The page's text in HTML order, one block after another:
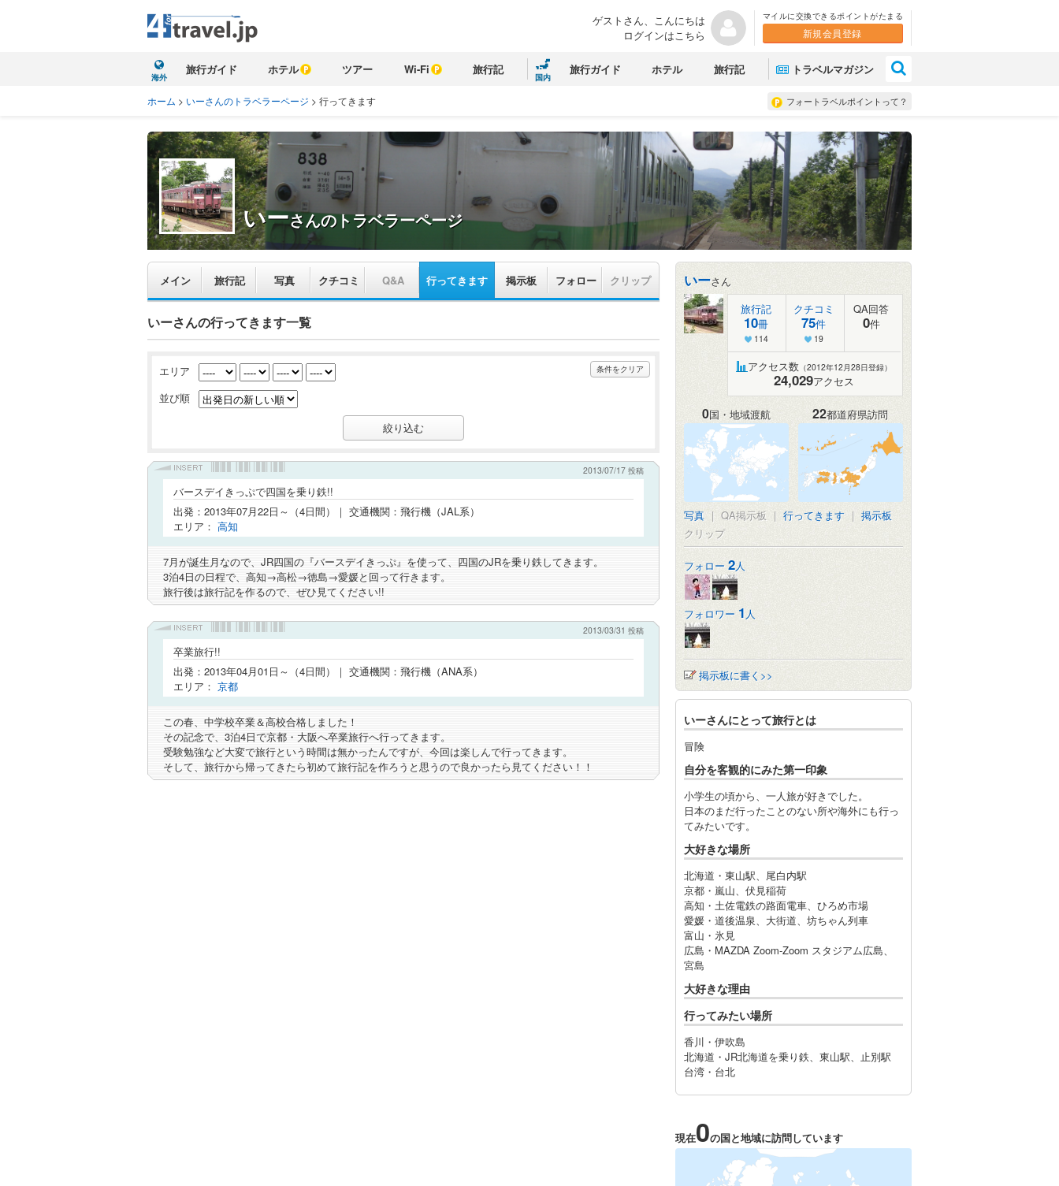
ゲストさん、こんにちは
ログインはこちら
マイルに交換できるポイントがたまる
新規会員登録
海外
旅行ガイド ホテル ツアー Wi-Fi 旅行記
国内
旅行ガイド ホテル 旅行記 トラベルマガジン
フォートラベルポイントって？
ホーム > いーさんのトラベラーページ > 行ってきます
いーさんのトラベラーページ
メイン 旅行記 写真 クチコミ Q&A 行ってきます 掲示板 フォロー クリップ
いーさんの行ってきます一覧
条件をクリア
エリア
並び順
バースデイきっぷで四国を乗り鉄!!
出発：2013年07月22日～（4日間）｜ 交通機関：飛行機（JAL系）
エリア： 高知
2013/07/17 投稿
7月が誕生月なので、JR四国の『バースデイきっぷ』を使って、四国のJRを乗り鉄してきます。
3泊4日の日程で、高知→高松→徳島→愛媛と回って行きます。
旅行後は旅行記を作るので、ぜひ見てください!!
卒業旅行!!
出発：2013年04月01日～（4日間）｜ 交通機関：飛行機（ANA系）
エリア： 京都
2013/03/31 投稿
この春、中学校卒業＆高校合格しました！
その記念で、3泊4日で京都・大阪へ卒業旅行へ行ってきます。
受験勉強など大変で旅行という時間は無かったんですが、今回は楽しんで行ってきます。
そして、旅行から帰ってきたら初めて旅行記を作ろうと思うので良かったら見てください！！
いーさん
旅行記
10冊
114
クチコミ
75件
19
QA回答
0件
アクセス数 （2012年12月28日登録）
24,029アクセス
0国・地域渡航 22都道府県訪問
写真 | QA掲示板 | 行ってきます | 掲示板
クリップ
フォロー 2人
フォロワー 1 人
掲示板に書く>>
いーさんにとって旅行とは
冒険
自分を客観的にみた第一印象
小学生の頃から、一人旅が好きでした。
日本のまだ行ったことのない所や海外にも行っ
てみたいです。
大好きな場所
北海道・東山駅、尾白内駅
京都・嵐山、伏見稲荷
高知・土佐電鉄の路面電車、ひろめ市場
愛媛・道後温泉、大街道、坊ちゃん列車
富山・氷見
広島・MAZDA Zoom-Zoom スタジアム広島、
宮島
大好きな理由
行ってみたい場所
香川・伊吹島
北海道・JR北海道を乗り鉄、東山駅、止別駅
台湾・台北
現在0の国と地域に訪問しています